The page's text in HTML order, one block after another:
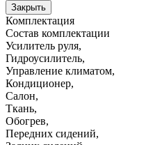
Закрыть
Комплектация
Состав комплектации
Усилитель руля,
Гидроусилитель,
Управление климатом,
Кондиционер,
Салон,
Ткань,
Обогрев,
Передних сидений,